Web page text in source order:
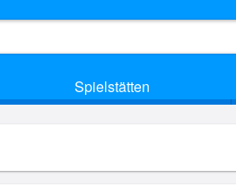
Spielstätten